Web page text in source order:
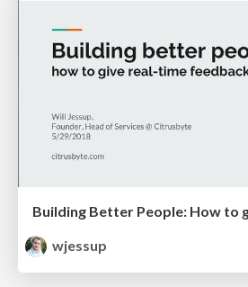
wjessup